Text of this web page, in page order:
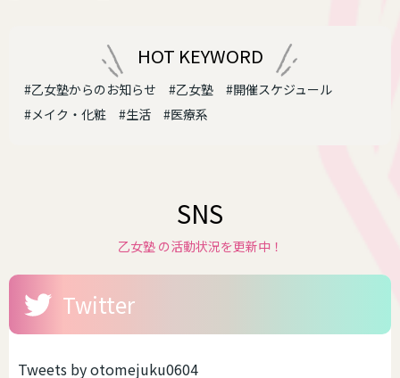
HOT KEYWORD
#乙女塾からのお知らせ #乙女塾
#開催スケジュール
#メイク・化粧
#生活 #医療系
SNS
乙女塾 の活動状況を更新中！
Twitter
Tweets by otomejuku0604